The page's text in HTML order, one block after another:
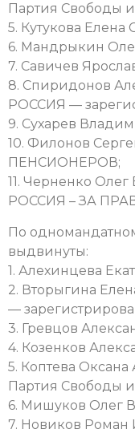
Партия Свободы
5. Кутукова
6. Мандрыкин
7. Савичев
8. Спиридонов
РОССИЯ —
9. Сухарев
10. Филонов
ПЕНСИОНЕРОВ;
11. Черненко
РОССИЯ – ЗА
По
выдвинуты:
1. Алехинцева
2. Вторыгина
—
3. Гревцов
4. Козенков
5. Коптева Оксана
Партия Свободы
6. Мишуков Олег
7. Новиков